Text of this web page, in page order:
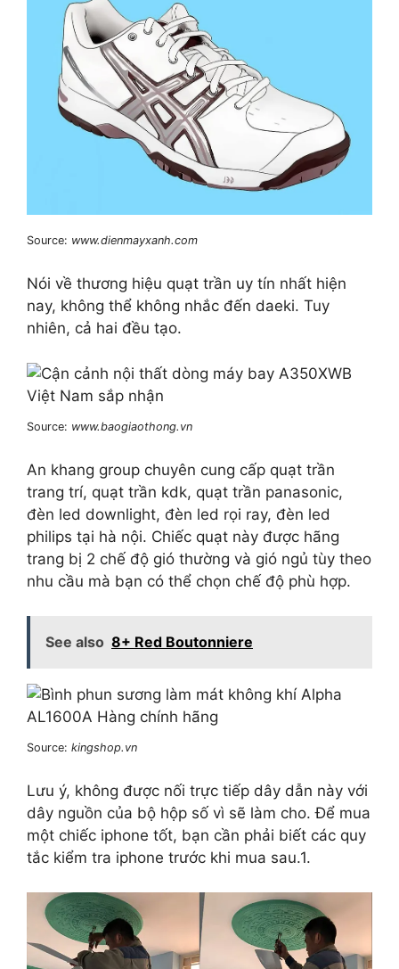
Source: www.dienmayxanh.com
Nói về thương hiệu quạt trần uy tín nhất hiện
nay, không thể không nhắc đến daeki. Tuy
nhiên, cả hai đều tạo.
Source: www.baogiaothong.vn
An khang group chuyên cung cấp quạt trần
trang trí, quạt trần kdk, quạt trần panasonic,
đèn led downlight, đèn led rọi ray, đèn led
philips tại hà nội. Chiếc quạt này được hãng
trang bị 2 chế độ gió thường và gió ngủ tùy theo
nhu cầu mà bạn có thể chọn chế độ phù hợp.
See also 8+ Red Boutonniere
Source: kingshop.vn
Lưu ý, không được nối trực tiếp dây dẫn này với
dây nguồn của bộ hộp số vì sẽ làm cho. Để mua
một chiếc iphone tốt, bạn cần phải biết các quy
tắc kiểm tra iphone trước khi mua sau.1.